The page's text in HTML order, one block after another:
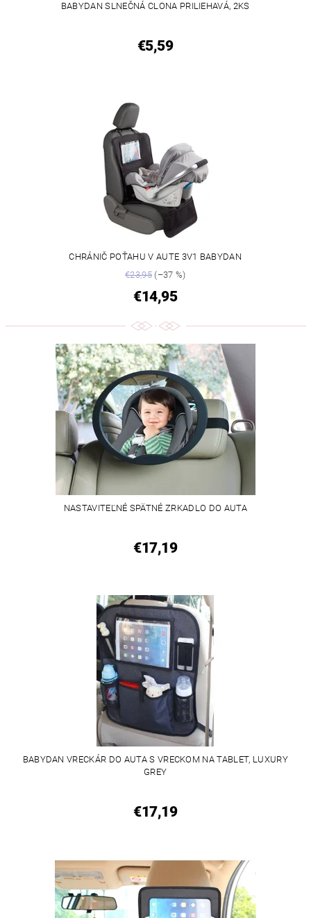
BABYDAN SLNEČNÁ CLONA PRILIEHAVÁ, 2KS
€5,59
CHRÁNIČ POŤAHU V AUTE 3V1 BABYDAN
€23,95(–37 %)
€14,95
NASTAVITEĽNÉ SPÄTNÉ ZRKADLO DO AUTA
€17,19
BABYDAN VRECKÁR DO AUTA S VRECKOM NA TABLET, LUXURY
GREY
€17,19